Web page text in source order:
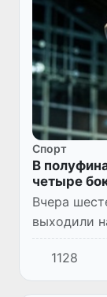
Спорт
В
четыре
Вчера
выходили
вышли в
1128